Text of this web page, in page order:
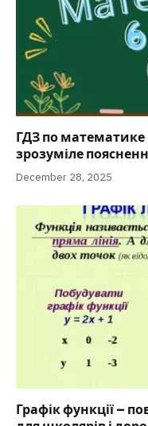
ГДЗ по математике
зрозуміле
December 28, 2025
Графік функції –